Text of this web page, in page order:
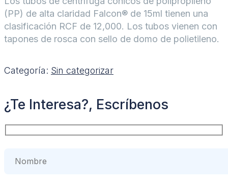
(PP) de alta claridad Falcon® de 15ml tienen una
clasificación RCF de 12,000. Los tubos vienen con
tapones de rosca con sello de domo de polietileno.
Categoría: Sin categorizar
¿Te Interesa?, Escríbenos